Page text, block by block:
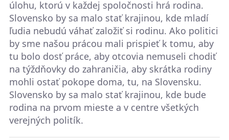
úlohu, ktorú v každej spoločnosti hrá rodina.
Slovensko by sa malo stať krajinou, kde mladí
ľudia nebudú váhať založiť si rodinu. Ako politici
by sme našou prácou mali prispieť k tomu, aby
tu bolo dosť práce, aby otcovia nemuseli chodiť
na týždňovky do zahraničia, aby skrátka rodiny
mohli ostať pokope doma, tu, na Slovensku.
Slovensko by sa malo stať krajinou, kde bude
rodina na prvom mieste a v centre všetkých
verejných politík.